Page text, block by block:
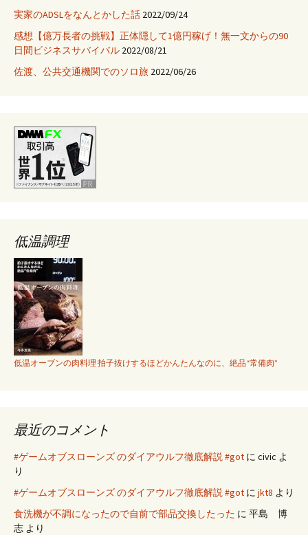
る
方
法
実家のADSLをなんとかした話 2022/09/24
感想【億万長者の挑戦】正体隠して1億円稼げ！無一文からの90
日間ビジネスサバイバル 2022/08/21
佐渡、公共交通機関でのソロ旅 2022/06/26
低温調理
低温オーブンの肉料理 拍子抜けするほどかんたんなのに、絶品“常備肉”
最近のコメント
#ゲームオブスローンズ のダイアウルフ徹底解説 #got に civic よ
り
#ゲームオブスローンズ のダイアウルフ徹底解説 #got に jkt8 より
食洗機が不調になったので自前で部品交換したった に 平島 博
志 より